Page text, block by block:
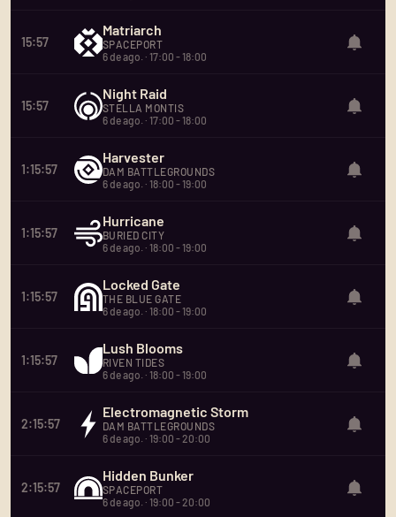
15:57
Matriarch
SPACEPORT
6 de ago. · 17:00 - 18:00
15:57
Night Raid
STELLA MONTIS
6 de ago. · 17:00 - 18:00
1:15:57
Harvester
DAM BATTLEGROUNDS
6 de ago. · 18:00 - 19:00
1:15:57
Hurricane
BURIED CITY
6 de ago. · 18:00 - 19:00
1:15:57
Locked Gate
THE BLUE GATE
6 de ago. · 18:00 - 19:00
1:15:57
Lush Blooms
RIVEN TIDES
6 de ago. · 18:00 - 19:00
2:15:57
Electromagnetic Storm
DAM BATTLEGROUNDS
6 de ago. · 19:00 - 20:00
2:15:57
Hidden Bunker
SPACEPORT
6 de ago. · 19:00 - 20:00